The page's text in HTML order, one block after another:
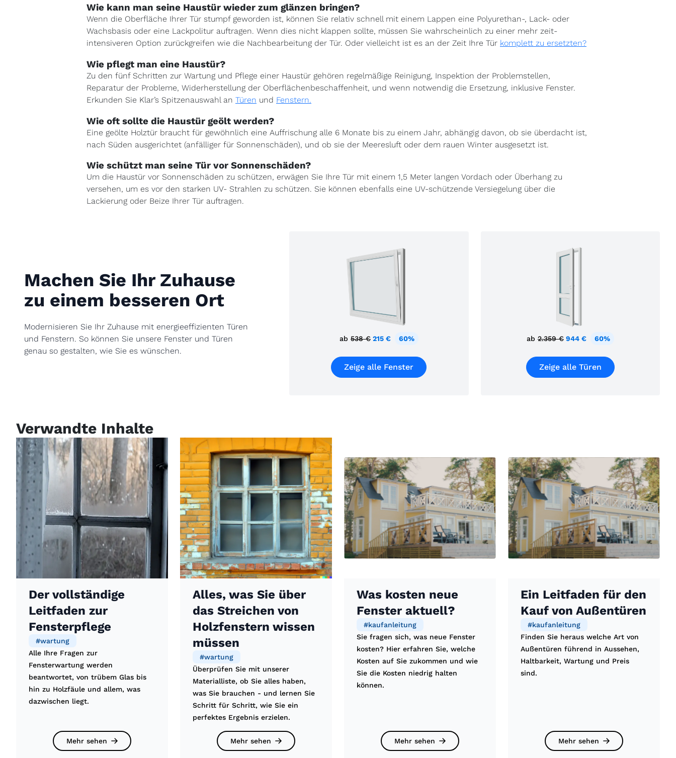
Wie kann man seine Haustür wieder zum glänzen bringen?
Wenn die Oberfläche Ihrer Tür stumpf geworden ist, können Sie relativ schnell mit einem Lappen eine Polyurethan-, Lack- oder
Wachsbasis oder eine Lackpolitur auftragen. Wenn dies nicht klappen sollte, müssen Sie wahrscheinlich zu einer mehr zeit-
intensiveren Option zurückgreifen wie die Nachbearbeitung der Tür. Oder vielleicht ist es an der Zeit Ihre Tür komplett zu ersetzten?
Wie pflegt man eine Haustür?
Zu den fünf Schritten zur Wartung und Pflege einer Haustür gehören regelmäßige Reinigung, Inspektion der Problemstellen,
Reparatur der Probleme, Widerherstellung der Oberflächenbeschaffenheit, und wenn notwendig die Ersetzung, inklusive Fenster.
Erkunden Sie Klar’s Spitzenauswahl an Türen und Fenstern.
Wie oft sollte die Haustür geölt werden?
Eine geölte Holztür braucht für gewöhnlich eine Auffrischung alle 6 Monate bis zu einem Jahr, abhängig davon, ob sie überdacht ist,
nach Süden ausgerichtet (anfälliger für Sonnenschäden), und ob sie der Meeresluft oder dem rauen Winter ausgesetzt ist.
Wie schützt man seine Tür vor Sonnenschäden?
Um die Haustür vor Sonnenschäden zu schützen, erwägen Sie Ihre Tür mit einem 1,5 Meter langen Vordach oder Überhang zu
versehen, um es vor den starken UV- Strahlen zu schützen. Sie können ebenfalls eine UV-schützende Versiegelung über die
Lackierung oder Beize Ihrer Tür auftragen.
Machen Sie Ihr Zuhause
zu einem besseren Ort
Modernisieren Sie Ihr Zuhause mit energieeffizienten Türen
und Fenstern. So können Sie unsere Fenster und Türen
genau so gestalten, wie Sie es wünschen.
ab 538 € 215 € 60%
Zeige alle Fenster
ab 2.359 € 944 € 60%
Zeige alle Türen
Verwandte Inhalte
Der vollständige
Leitfaden zur
Fensterpflege
#wartung
Alle Ihre Fragen zur
Fensterwartung werden
beantwortet, von trübem Glas bis
hin zu Holzfäule und allem, was
dazwischen liegt.
Mehr sehen
Alles, was Sie über
das Streichen von
Holzfenstern wissen
müssen
#wartung
Überprüfen Sie mit unserer
Materialliste, ob Sie alles haben,
was Sie brauchen - und lernen Sie
Schritt für Schritt, wie Sie ein
perfektes Ergebnis erzielen.
Mehr sehen
Was kosten neue
Fenster aktuell?
#kaufanleitung
Sie fragen sich, was neue Fenster
kosten? Hier erfahren Sie, welche
Kosten auf Sie zukommen und wie
Sie die Kosten niedrig halten
können.
Mehr sehen
Ein Leitfaden für den
Kauf von Außentüren
#kaufanleitung
Finden Sie heraus welche Art von
Außentüren führend in Aussehen,
Haltbarkeit, Wartung und Preis
sind.
Mehr sehen